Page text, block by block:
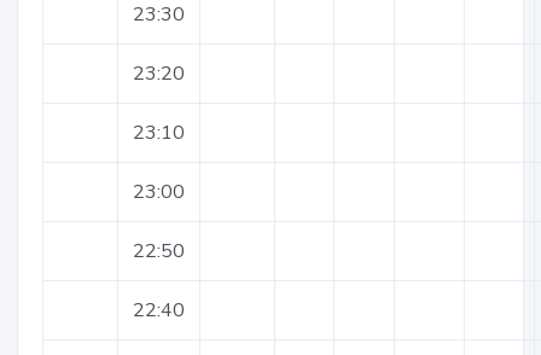
23:30
23:20
23:10
23:00
22:50
22:40